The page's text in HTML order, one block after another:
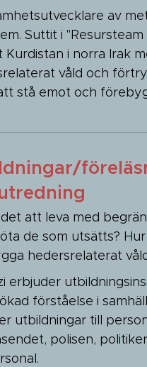
av
Suttit i
Kurdistan i norra Irak
våld och
stå emot och
att leva med
de som utsätts?
hedersrelaterat
erbjuder
förståelse i
utbildningar till
polisen,